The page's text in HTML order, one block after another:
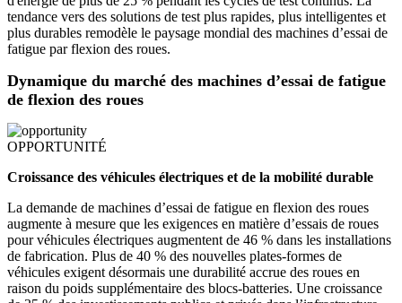
tendance vers des solutions de test plus rapides, plus intelligentes et
plus durables remodèle le paysage mondial des machines d’essai de
fatigue par flexion des roues.
Dynamique du marché des machines d’essai de fatigue
de flexion des roues
OPPORTUNITÉ
Croissance des véhicules électriques et de la mobilité durable
La demande de machines d’essai de fatigue en flexion des roues
augmente à mesure que les exigences en matière d’essais de roues
pour véhicules électriques augmentent de 46 % dans les installations
de fabrication. Plus de 40 % des nouvelles plates-formes de
véhicules exigent désormais une durabilité accrue des roues en
raison du poids supplémentaire des blocs-batteries. Une croissance